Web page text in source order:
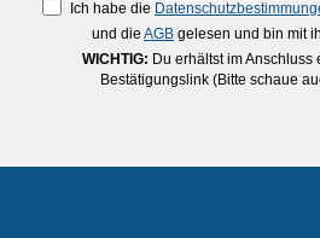
Ich habe die
und die AGB gelesen und bin mit
WICHTIG: Du erhältst im Anschluss
Bestätigungslink (Bitte schaue